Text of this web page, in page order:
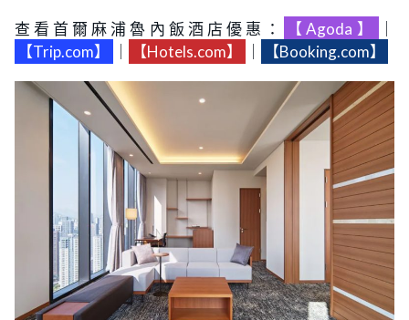
查看首爾麻浦魯內飯酒店優惠： 【Agoda】
【Trip.com】
【Hotels.com】 【Booking.com】